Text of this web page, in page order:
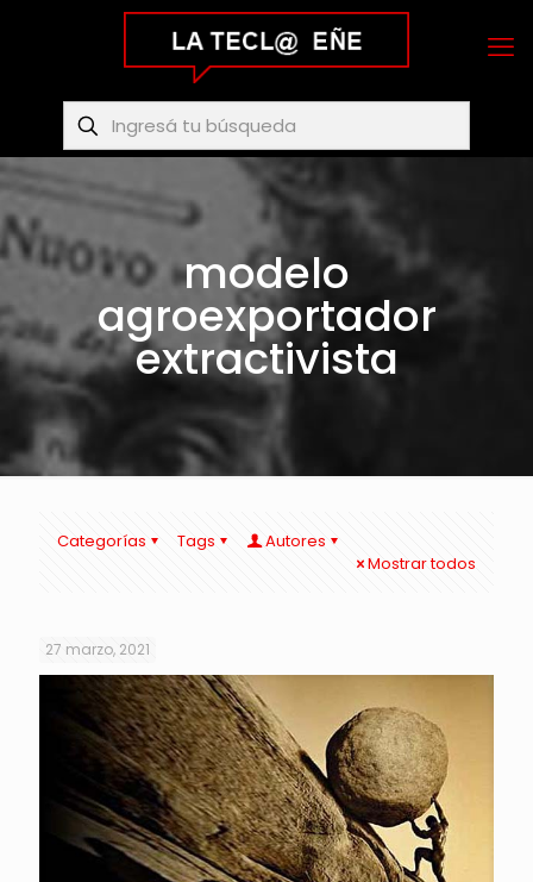
modelo
agroexportador
extractivista
Categorías Tags
Autores
Mostrar todos
27 marzo, 2021